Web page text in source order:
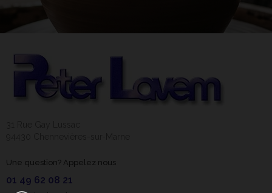
Une question? Appelez nous
01 49 62 08 21